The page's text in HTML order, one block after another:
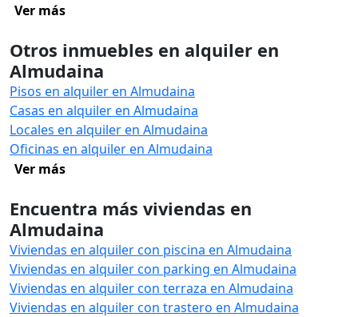
Ver más
Otros inmuebles en alquiler en
Almudaina
Pisos en alquiler en Almudaina
Casas en alquiler en Almudaina
Locales en alquiler en Almudaina
Oficinas en alquiler en Almudaina
Ver más
Encuentra más viviendas en
Almudaina
Viviendas en alquiler con piscina en Almudaina
Viviendas en alquiler con parking en Almudaina
Viviendas en alquiler con terraza en Almudaina
Viviendas en alquiler con trastero en Almudaina